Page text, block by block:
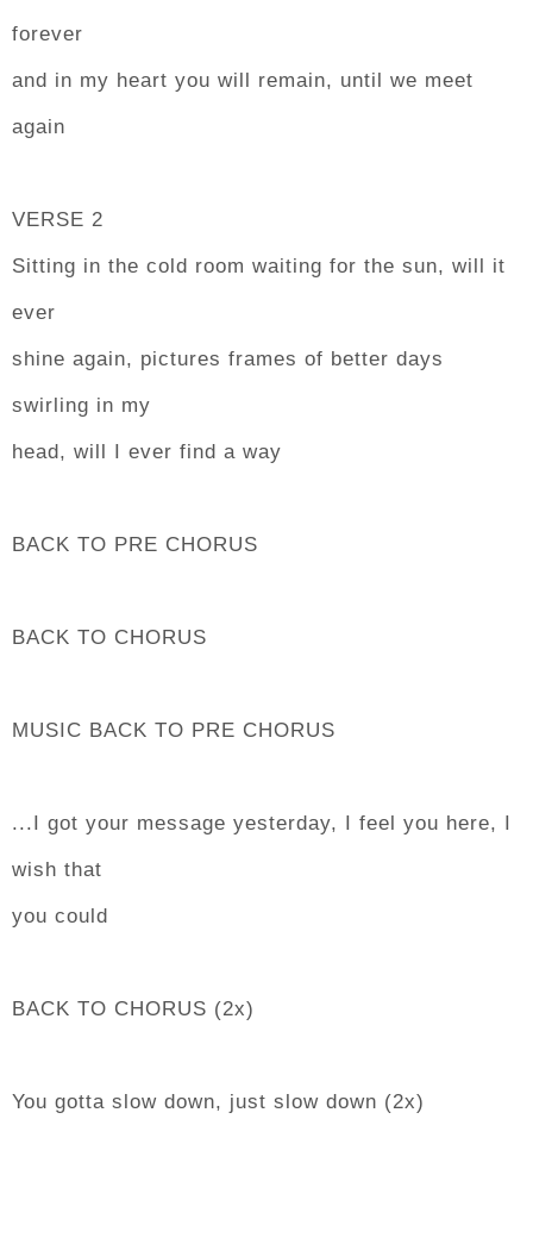
forever
and in my heart you will remain, until we meet
again
VERSE 2
Sitting in the cold room waiting for the sun, will it
ever
shine again, pictures frames of better days
swirling in my
head, will I ever find a way
BACK TO PRE CHORUS
BACK TO CHORUS
MUSIC BACK TO PRE CHORUS
...I got your message yesterday, I feel you here, I
wish that
you could
BACK TO CHORUS (2x)
You gotta slow down, just slow down (2x)